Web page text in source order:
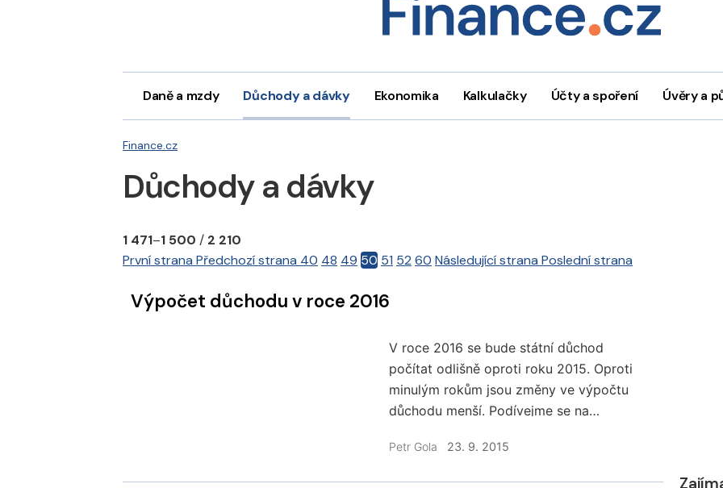
Daně a mzdy Důchody a dávky Ekonomika Kalkulačky Účty a spoření Úvěry a
Finance.cz
Důchody a dávky
1 471–1 500 / 2 210
První strana Předchozí strana 40 48 49 50 51 52 60 Následující strana Poslední strana
Výpočet důchodu v roce 2016
V roce 2016 se bude státní důchod
počítat odlišně oproti roku 2015. Oproti
minulým rokům jsou změny ve výpočtu
důchodu menší. Podívejme se na
roce.
Petr Gola 23. 9. 2015